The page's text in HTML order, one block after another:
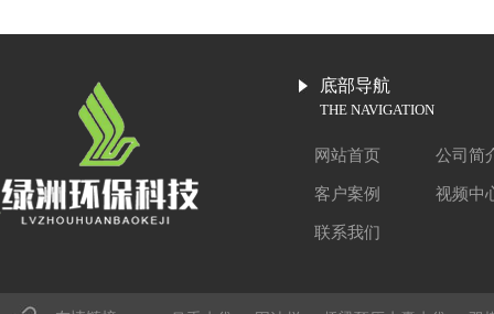
底部导航
THE NAVIGATION
网站首页 公司简
客户案例 视频中
联系我们